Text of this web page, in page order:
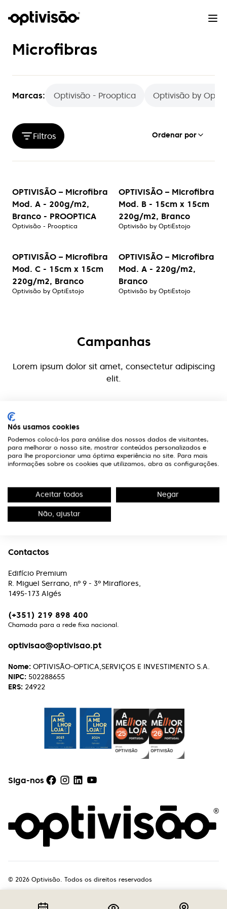
Microfibras
Marcas: Optivisão - Prooptica Optivisão by
Filtros Ordenar por
OPTIVISÃO – Microfibra
Mod. A - 200g/m2,
Branco - PROOPTICA
Optivisão - Prooptica
OPTIVISÃO – Microfibra
Mod. B - 15cm x 15cm
220g/m2, Branco
Optivisão by OptiEstojo
OPTIVISÃO – Microfibra
Mod. C - 15cm x 15cm
220g/m2, Branco
Optivisão by OptiEstojo
OPTIVISÃO – Microfibra
Mod. A - 220g/m2,
Branco
Optivisão by OptiEstojo
Campanhas
Lorem ipsum dolor sit amet, consectetur adipiscing
elit.
A Optivisão
Contactos
Edifício Premium
R. Miguel Serrano, nº 9 - 3º Miraflores,
1495-173 Algés
(+351) 219 898 400
Chamada para a rede fixa nacional.
optivisao@optivisao.pt
Nome: OPTIVISÃO-OPTICA,SERVIÇOS E INVESTIMENTO S.A.
NIPC: 502288655
ERS: 24922
Siga-nos
© 2026 Optivisão. Todos os direitos reservados
Nós usamos cookies
Podemos colocá-los para análise dos nossos dados de visitantes,
para melhorar o nosso site, mostrar conteúdos personalizados e
para lhe proporcionar uma óptima experiência no site. Para mais
informações sobre os cookies que utilizamos, abra as configurações.
Aceitar todos Negar
Não, ajustar